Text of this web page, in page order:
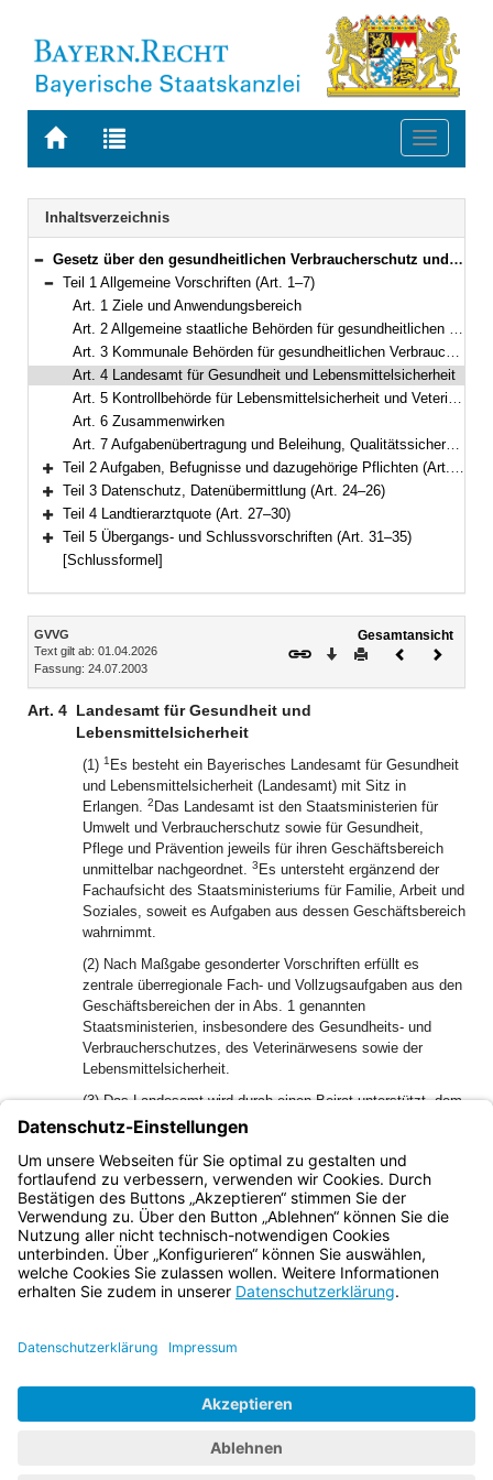
Zur
BAYERN.RECHT
Zur
letzten
Suche
Toggle
Navigation
Inhaltsverzeichnis
Bereich reduzieren
Gesetz über den gesundheitlichen Verbraucherschutz und das Veterinärwesen (GVVG) Vom 24. Juli 2003 (GVBl. S. 452, 752) BayRS 2120-1-U/G (Art. 1–35)
Bereich reduzieren
Teil 1 Allgemeine Vorschriften (Art. 1–7)
Art. 1 Ziele und Anwendungsbereich
Art. 2 Allgemeine staatliche Behörden für gesundheitlichen Verbraucherschutz und Veterinärwesen
Art. 3 Kommunale Behörden für gesundheitlichen Verbraucherschutz und Veterinärwesen
Art. 4 Landesamt für Gesundheit und Lebensmittelsicherheit
Art. 5 Kontrollbehörde für Lebensmittelsicherheit und Veterinärwesen
Art. 6 Zusammenwirken
Art. 7 Aufgabenübertragung und Beleihung, Qualitätssicherung
Bereich erweitern
Teil 2 Aufgaben, Befugnisse und dazugehörige Pflichten (Art. 8–23)
Bereich erweitern
Teil 3 Datenschutz, Datenübermittlung (Art. 24–26)
Bereich erweitern
Teil 4 Landtierarztquote (Art. 27–30)
Bereich erweitern
Teil 5 Übergangs- und Schlussvorschriften (Art. 31–35)
[Schlussformel]
Inhalt
GVVG
Text gilt ab: 01.04.2026
Fassung: 24.07.2003
Gesamtansicht
Download
DruckenVorheriges
Art. 4 Landesamt für Gesundheit und
Lebensmittelsicherheit
(1) 1 Es besteht ein Bayerisches Landesamt für Gesundheit
und Lebensmittelsicherheit (Landesamt) mit Sitz in
Erlangen. 2 Das Landesamt ist den Staatsministerien für
Umwelt und Verbraucherschutz sowie für Gesundheit,
Pflege und Prävention jeweils für ihren Geschäftsbereich
unmittelbar nachgeordnet. 3 Es untersteht ergänzend der
Fachaufsicht des Staatsministeriums für Familie, Arbeit und
Soziales, soweit es Aufgaben aus dessen Geschäftsbereich
wahrnimmt.
(2) Nach Maßgabe gesonderter Vorschriften erfüllt es
zentrale überregionale Fach- und Vollzugsaufgaben aus den
Geschäftsbereichen der in Abs. 1 genannten
Staatsministerien, insbesondere des Gesundheits- und
Verbraucherschutzes, des Veterinärwesens sowie der
Lebensmittelsicherheit.
(3) Das Landesamt wird durch einen Beirat unterstützt, dem
Persönlichkeiten aus Wissenschaft, Forschung und
landwirtschaftlicher Erzeugung sowie aus Verbänden und
Einrichtungen angehören, die sich mit Fragen aus dem
Aufgabenspektrum des Landesamts befassen.
Bayern.de
BayernPortal
Impressum